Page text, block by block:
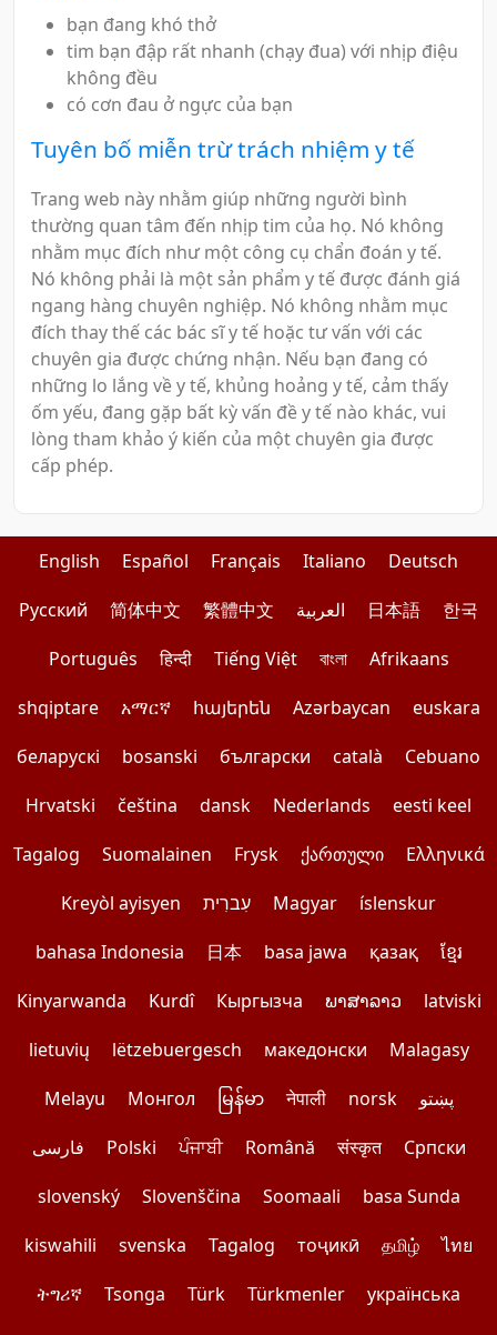
bạn đang khó thở
tim bạn đập rất nhanh (chạy đua) với nhịp điệu
không đều
có cơn đau ở ngực của bạn
Tuyên bố miễn trừ trách nhiệm y tế
Trang web này nhằm giúp những người bình
thường quan tâm đến nhịp tim của họ. Nó không
nhằm mục đích như một công cụ chẩn đoán y tế.
Nó không phải là một sản phẩm y tế được đánh giá
ngang hàng chuyên nghiệp. Nó không nhằm mục
đích thay thế các bác sĩ y tế hoặc tư vấn với các
chuyên gia được chứng nhận. Nếu bạn đang có
những lo lắng về y tế, khủng hoảng y tế, cảm thấy
ốm yếu, đang gặp bất kỳ vấn đề y tế nào khác, vui
lòng tham khảo ý kiến của một chuyên gia được
cấp phép.
English Español Français Italiano
Deutsch
Pусский
简体中文 繁體中文 العربية 日本語
한국
Português
हिन्दी Tiếng Việt বাংলা
Afrikaans
shqiptare
አማርኛ հայերեն Azərbaycan
euskara
беларускі
bosanski български català
Cebuano
Hrvatski
čeština dansk Nederlands
eesti keel
Tagalog
Suomalainen Frysk ქართული
Ελληνικά
Kreyòl ayisyen
עִברִית Magyar
íslenskur
bahasa Indonesia
日本 basa jawa қазақ
ខ្មែរ
Kinyarwanda
Kurdî Кыргызча ພາສາລາວ
latviski
lietuvių
lëtzebuergesch македонски
Malagasy
Melayu
Монгол မြန်မာ नेपाली norsk
پښتو
فارسی
Polski ਪੰਜਾਬੀ Română संस्कृत
Српски
slovenský
Slovenščina Soomaali
basa Sunda
kiswahili
svenska Tagalog тоҷикӣ தமிழ்
ไทย
ትግሪኛ
Tsonga Türk Türkmenler
українська